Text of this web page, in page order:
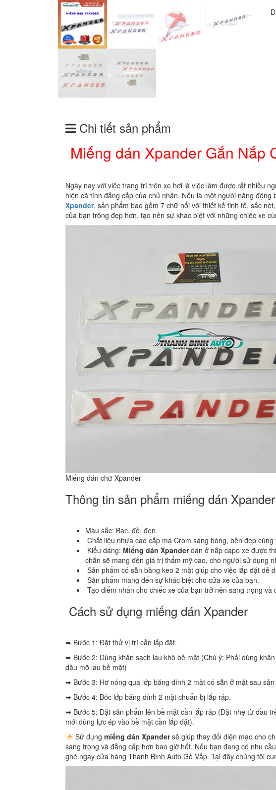
Chi tiết sản phẩm
Miếng dán Xpander Gắn Nắp
Ngày nay với việc trang trí trên xe hơi là việc làm được rất nhiều
hiện cá tính đẳng cấp của chủ nhân. Nếu là một người năng
Xpander, sản phẩm bao gồm 7 chữ nổi với thiết kế tinh tế, sắc
của bạn trông đẹp hơn, tạo nên sự khác biệt với những chiếc xe
Miếng dán chữ Xpander
Thông tin sản phẩm miếng dán Xpander
Màu sắc: Bạc, đỏ, đen.
Chất liệu nhựa cao cấp mạ Crom sáng bóng, bền đẹp cùng
Kiểu dáng: Miếng dán Xpanderdán ở nắp capo xe được
chắn sẽ mang đến giá trị thẩm mỹ cao, cho người sử dụng
Sản phẩm có sẵn băng keo 2 mặt giúp cho việc lắp đặt dễ
Sản phẩm mang đến sự khác biệt cho cửa xe của bạn.
Tạo điểm nhấn cho chiếc xe của bạn trở nên sang trọng và
Cách sử dụng miếng dán Xpander
➥ Bước 1: Đặt thử vị trí cần lắp đặt.
➥ Bước 2: Dùng khăn sạch lau khô bề mặt (Chú ý: Phải dùng
dầu mỡ lau bề mặt)
➥ Bước 3: Hơ nóng qua lớp băng dính 2 mặt có sẵn ở mặt sau sản
➥ Bước 4: Bóc lớp băng dính 2 mặt chuẩn bị lắp ráp.
➥ Bước 5: Đặt sản phẩm lên bề mặt cần lắp ráp (Đặt nhẹ từ đầu
mới dùng lực ép vào bề mặt cần lắp đặt).
Sử dụng miếng dán Xpandersẽ giúp thay đổi diện mạo cho
sang trọng và đẳng cấp hơn bao giờ hết. Nếu bạn đang có nhu
ghé ngay cửa hàng Thanh Bình Auto Gò Vấp. Tại đây chúng tôi